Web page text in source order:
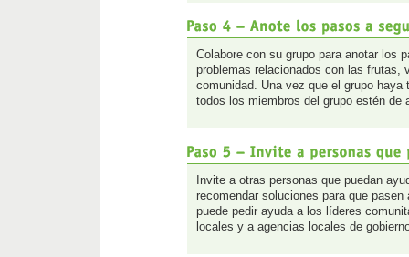
Colabore con su grupo para anotar los
problemas relacionados con las
comunidad. Una vez que el grupo
todos los miembros del grupo estén de
Invite a otras personas que puedan
recomendar soluciones para que
puede pedir ayuda a los líderes
locales y a agencias locales de